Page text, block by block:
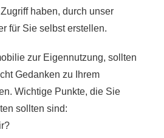
haben, durch unser
für Sie selbst erstellen.
zur Eigennutzung, sollten
Gedanken zu Ihrem
Wichtige Punkte, die Sie
sollten sind: